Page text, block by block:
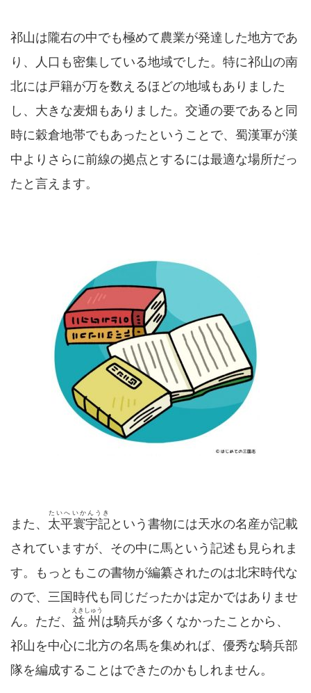
祁山は隴右の中でも極めて農業が発達した地方であ
り、人口も密集している地域でした。特に祁山の南
北には戸籍が万を数えるほどの地域もありました
し、大きな麦畑もありました。交通の要であると同
時に穀倉地帯でもあったということで、蜀漢軍が漢
中よりさらに前線の拠点とするには最適な場所だっ
たと言えます。
また、 太平寰宇記
たいへいかんうき
という書物には天水の名産が記載
されていますが、その中に馬という記述も見られま
す。もっともこの書物が編纂されたのは北宋時代な
ので、三国時代も同じだったかは定かではありませ
ん。ただ、 益州
えきしゅう
は騎兵が多くなかったことから、
祁山を中心に北方の名馬を集めれば、優秀な騎兵部
隊を編成することはできたのかもしれません。